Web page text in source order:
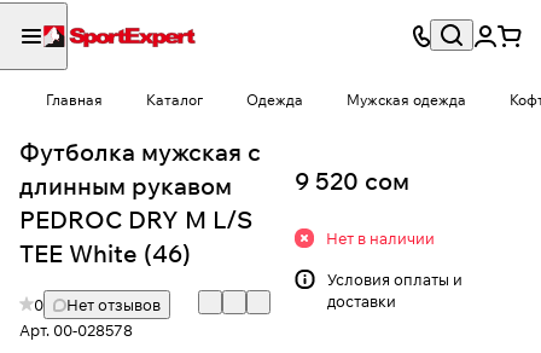
Главная Каталог Одежда Мужская одежда
Футболка мужская с
длинным рукавом
PEDROC DRY M L/S
TEE White (46)
0
Нет отзывов
Арт. 00-028578
9 520 сом
Нет в наличии
Условия оплаты и
доставки